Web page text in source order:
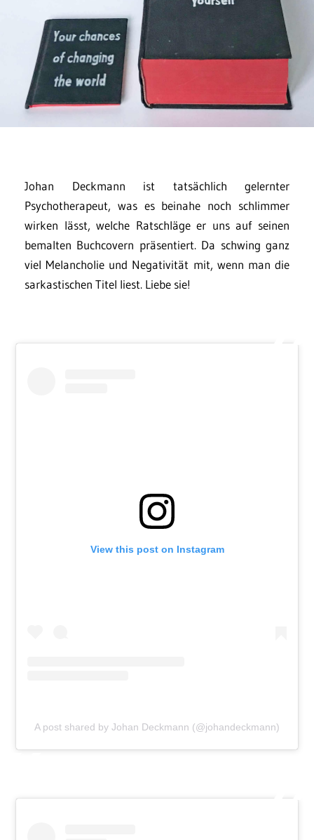
Johan Deckmann ist tatsächlich gelernter
Psychotherapeut, was es beinahe noch schlimmer
wirken lässt, welche Ratschläge er uns auf seinen
bemalten Buchcovern präsentiert. Da schwing ganz
viel Melancholie und Negativität mit, wenn man die
sarkastischen Titel liest. Liebe sie!
View this post on Instagram
A post shared by Johan Deckmann (@johandeckmann)